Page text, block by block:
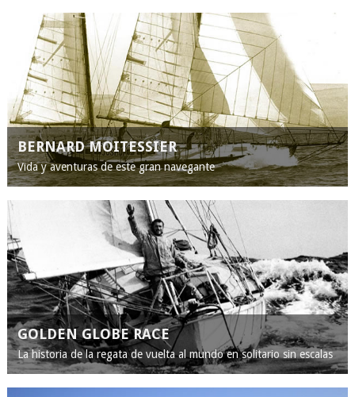
BERNARD MOITESSIER
Vida y aventuras de este gran navegante
GOLDEN GLOBE RACE
La historia de la regata de vuelta al mundo en solitario sin escalas